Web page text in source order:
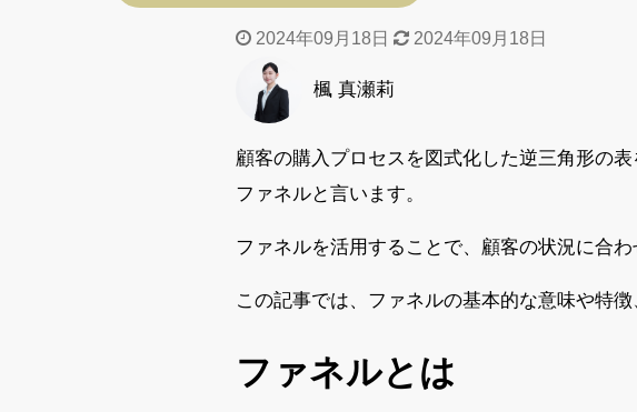
2024年09月18日 2024年09月18日
楓 真瀬莉
顧客の購入プロセスを図式化した逆三角形の
ファネルと言います。
ファネルを活用することで、顧客の状況に合
この記事では、ファネルの基本的な意味や特
ファネルとは